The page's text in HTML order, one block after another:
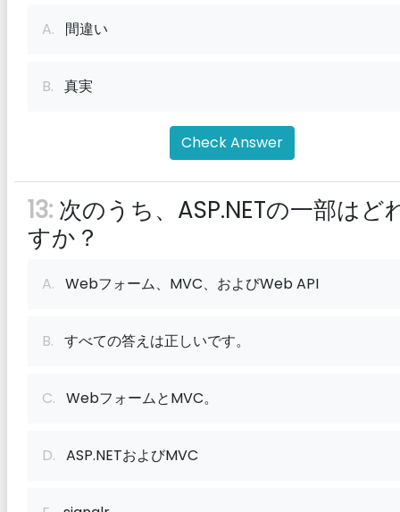
A. 間違い
B. 真実
Check Answer
13: 次のうち、ASP.NETの一部はど
すか？
A. Webフォーム、MVC、およびWeb API
B. すべての答えは正しいです。
C. WebフォームとMVC。
D. ASP.NETおよびMVC